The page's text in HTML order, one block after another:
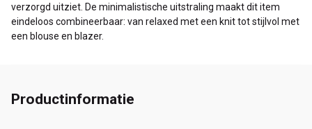
verzorgd uitziet. De minimalistische uitstraling maakt dit item
eindeloos combineerbaar: van relaxed met een knit tot stijlvol met
een blouse en blazer.
Productinformatie